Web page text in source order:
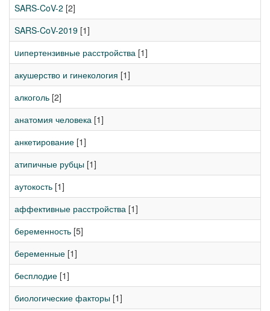
SARS-CoV-2 [2]
SARS-CoV-2019 [1]
uипертензивные расстройства [1]
акушерство и гинекология [1]
алкоголь [2]
анатомия человека [1]
анкетирование [1]
атипичные рубцы [1]
аутокость [1]
аффективные расстройства [1]
беременность [5]
беременные [1]
бесплодие [1]
биологические факторы [1]